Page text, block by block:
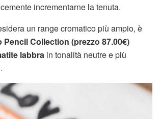
incrementarne la tenuta.
un range cromatico più ampio, è
Pencil Collection (prezzo 87.00€)
labbra in tonalità neutre e più